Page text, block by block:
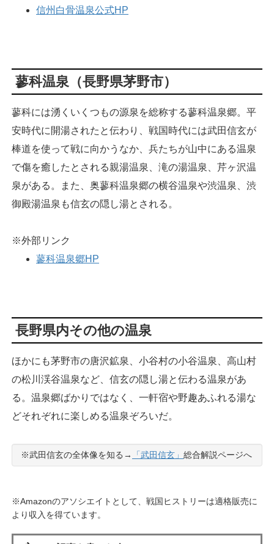
信州白骨温泉公式HP
蓼科温泉（長野県茅野市）
蓼科には湧くいくつもの源泉を総称する蓼科温泉郷。平
安時代に開湯されたと伝わり、戦国時代には武田信玄が
棒道を使って戦に向かうなか、兵たちが山中にある温泉
で傷を癒したとされる親湯温泉、滝の湯温泉、芹ヶ沢温
泉がある。また、奥蓼科温泉郷の横谷温泉や渋温泉、渋
御殿湯温泉も信玄の隠し湯とされる。
※外部リンク
蓼科温泉郷HP
長野県内その他の温泉
ほかにも茅野市の唐沢鉱泉、小谷村の小谷温泉、高山村
の松川渓谷温泉など、信玄の隠し湯と伝わる温泉があ
る。温泉郷ばかりではなく、一軒宿や野趣あふれる湯な
どそれぞれに楽しめる温泉ぞろいだ。
※武田信玄の全体像を知る→ 「武田信玄」 総合解説ページへ
※Amazonのアソシエイトとして、戦国ヒストリーは適格販売に
より収入を得ています。